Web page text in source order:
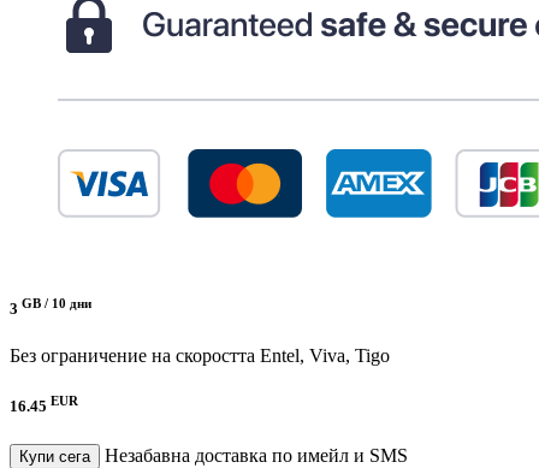
3 GB / 10 дни
Без ограничение на скоростта Entel, Viva, Tigo
16.45 EUR
Купи сега
Незабавна доставка по имейл и SMS